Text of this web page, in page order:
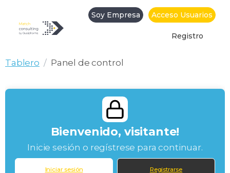
Soy Empresa Acceso Usuarios
Registro
Tablero Panel de control
Bienvenido, visitante!
Inicie sesión o regístrese para continuar.
Iniciar sesión Registrarse